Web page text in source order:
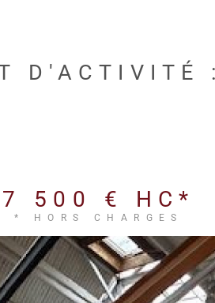
D'ACTIVITÉ
7 500 € HC*
* HORS CHARGES